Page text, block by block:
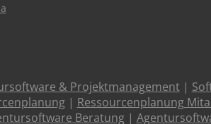
& Projektmanagement|
| Ressourcenplanung
Beratung|